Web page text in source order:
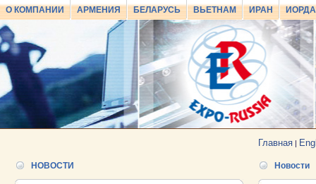
О КОМПАНИИ АРМЕНИЯ БЕЛАРУСЬ ВЬЕТНАМ ИРАН
Главная |
НОВОСТИ
25.06.2026 ::Пост-релиз
25.06.2026 ::Деловая программа EXPO EURASIA
VIETNAM 2026
промышленной выставки «EXPO EURASIA
Новости